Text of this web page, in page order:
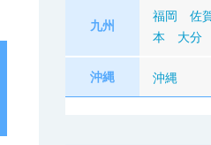
九州
福岡 佐
本
大分
沖縄 沖縄